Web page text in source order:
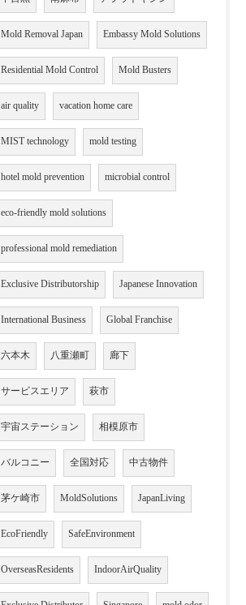
Mold Removal Japan Embassy Mold Solutions
Residential Mold Control Mold Busters
air quality vacation home care
MIST technology mold testing
hotel mold prevention microbial control
eco-friendly mold solutions
professional mold remediation
Exclusive Distributorship Japanese Innovation
International Business Global Franchise
六本木 八重瀬町 廊下
サービスエリア 萩市
宇宙ステーション 相模原市
バルコニー 全国対応 中古物件
茅ケ崎市 MoldSolutions JapanLiving
EcoFriendly SafeEnvironment
OverseasResidents IndoorAirQuality